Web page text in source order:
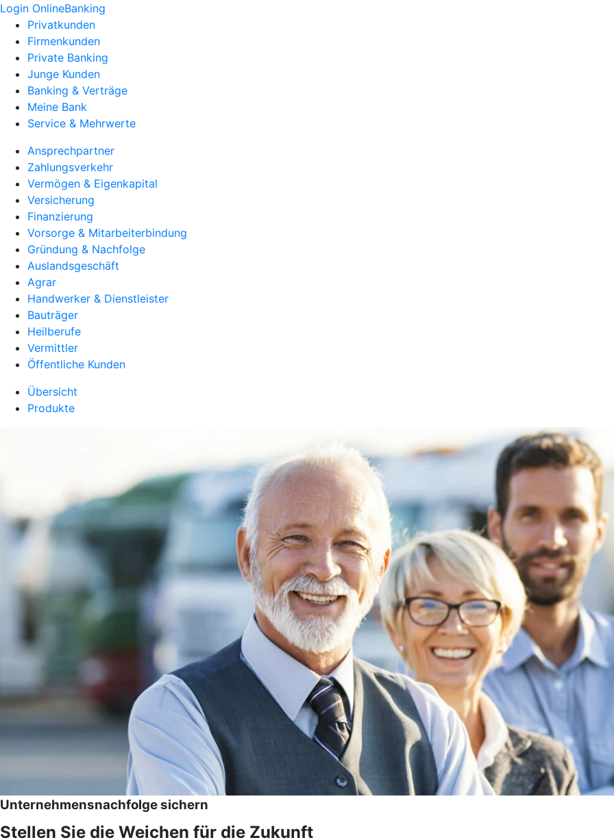
Login OnlineBanking
Privatkunden
Firmenkunden
Private Banking
Junge Kunden
Banking & Verträge
Meine Bank
Service & Mehrwerte
Ansprechpartner
Zahlungsverkehr
Vermögen & Eigenkapital
Versicherung
Finanzierung
Vorsorge & Mitarbeiterbindung
Gründung & Nachfolge
Auslandsgeschäft
Agrar
Handwerker & Dienstleister
Bauträger
Heilberufe
Vermittler
Öffentliche Kunden
Übersicht
Produkte
Unternehmensnachfolge sichern
Stellen Sie die Weichen für die Zukunft